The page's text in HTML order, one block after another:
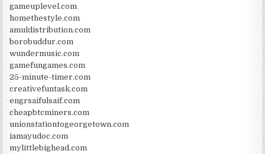
gameuplevel.com
homethestyle.com
amuldistribution.com
borobuddur.com
wundermusic.com
gamefungames.com
25-minute-timer.com
creativefuntask.com
engrsaifulsaif.com
cheapbtcminers.com
unionstationtogeorgetown.com
iamayudoc.com
mylittlebighead.com